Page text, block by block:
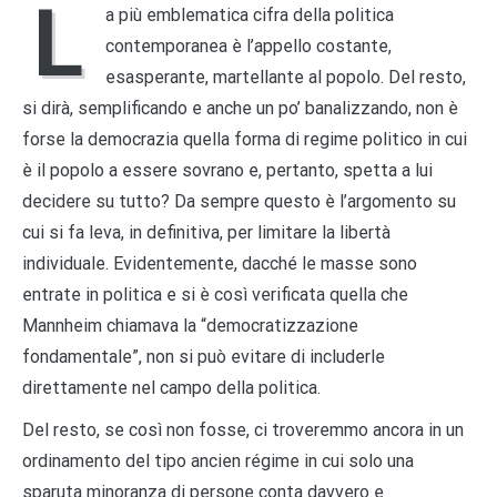
L
a più emblematica cifra della politica
contemporanea è l’appello costante,
esasperante, martellante al popolo. Del resto,
si dirà, semplificando e anche un po’ banalizzando, non è
forse la democrazia quella forma di regime politico in cui
è il popolo a essere sovrano e, pertanto, spetta a lui
decidere su tutto? Da sempre questo è l’argomento su
cui si fa leva, in definitiva, per limitare la libertà
individuale. Evidentemente, dacché le masse sono
entrate in politica e si è così verificata quella che
Mannheim chiamava la “democratizzazione
fondamentale”, non si può evitare di includerle
direttamente nel campo della politica.
Del resto, se così non fosse, ci troveremmo ancora in un
ordinamento del tipo ancien régime in cui solo una
sparuta minoranza di persone conta davvero e